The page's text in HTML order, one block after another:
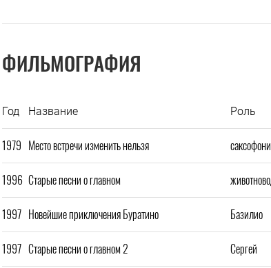
ФИЛЬМОГРАФИЯ
Год Название Роль
1979 Место встречи изменить нельзя
1996 Старые песни о главном
1997 Новейшие приключения Буратино Базилио
1997 Старые песни о главном 2 Сергей